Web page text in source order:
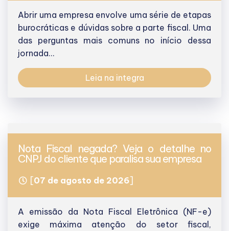
Abrir uma empresa envolve uma série de etapas
burocráticas e dúvidas sobre a parte fiscal. Uma
das perguntas mais comuns no início dessa
jornada...
Leia na integra
Nota Fiscal negada? Veja o detalhe no
CNPJ do cliente que paralisa sua empresa
[07 de agosto de 2026]
A emissão da Nota Fiscal Eletrônica (NF-e)
exige máxima atenção do setor fiscal,